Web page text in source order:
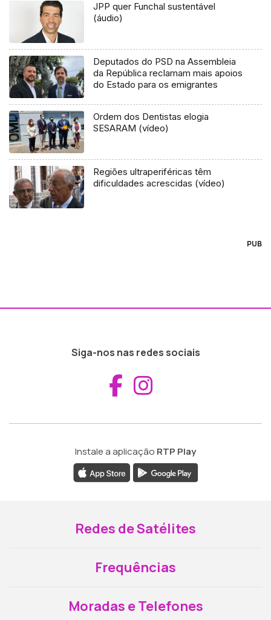
JPP quer Funchal sustentável
(áudio)
Deputados do PSD na Assembleia
da República reclamam mais apoios
do Estado para os emigrantes
Ordem dos Dentistas elogia
SESARAM (vídeo)
Regiões ultraperiféricas têm
dificuldades acrescidas (vídeo)
PUB
Siga-nos nas redes sociais
Aceder ao
Instale a aplicação RTP Play
Redes de Satélites
Frequências
Moradas e Telefones